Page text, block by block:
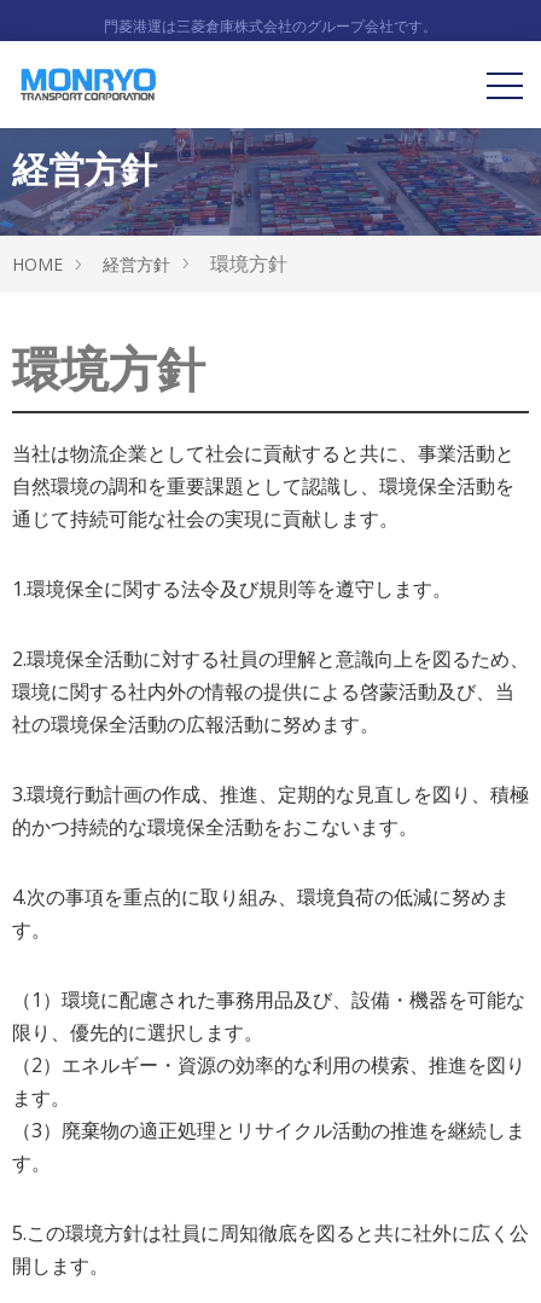
門菱港運は三菱倉庫株式会社のグループ会社です。
経営方針
HOME 経営方針 環境方針
環境方針
当社は物流企業として社会に貢献すると共に、事業活動と
自然環境の調和を重要課題として認識し、環境保全活動を
通じて持続可能な社会の実現に貢献します。
1.環境保全に関する法令及び規則等を遵守します。
2.環境保全活動に対する社員の理解と意識向上を図るため、
環境に関する社内外の情報の提供による啓蒙活動及び、当
社の環境保全活動の広報活動に努めます。
3.環境行動計画の作成、推進、定期的な見直しを図り、積極
的かつ持続的な環境保全活動をおこないます。
4.次の事項を重点的に取り組み、環境負荷の低減に努めま
す。
（1）環境に配慮された事務用品及び、設備・機器を可能な
限り、優先的に選択します。
（2）エネルギー・資源の効率的な利用の模索、推進を図り
ます。
（3）廃棄物の適正処理とリサイクル活動の推進を継続しま
す。
5.この環境方針は社員に周知徹底を図ると共に社外に広く公
開します。